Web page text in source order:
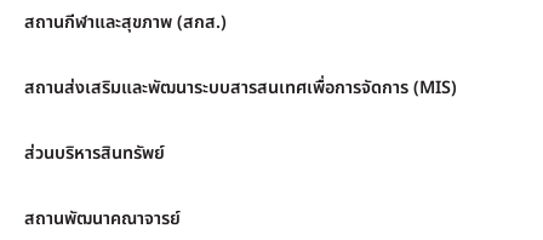
สถานกีฬาและสุขภาพ (สกส.)
สถานส่งเสริมและพัฒนาระบบสารสนเทศเพื่อการจัดการ (MIS)
ส่วนบริหารสินทรัพย์
สถานพัฒนาคณาจารย์